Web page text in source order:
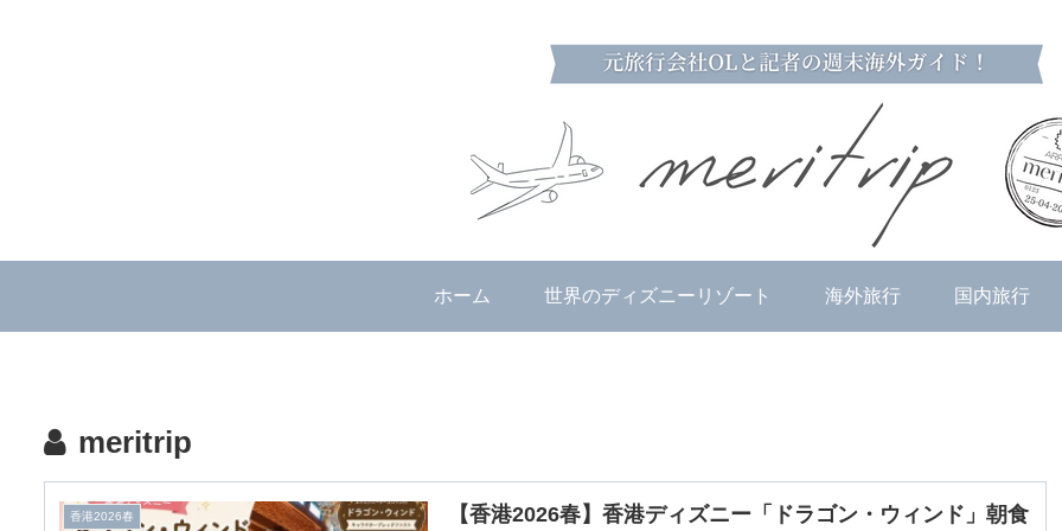
ホーム 世界のディズニーリゾート 海外旅行 国内旅行
meritrip
香港2026春 【香港2026春】香港ディズニー「ドラゴン・ウィンド」朝食